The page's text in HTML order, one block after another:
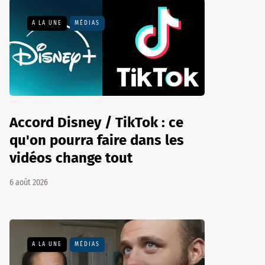
A LA UNE MÉDIAS
Accord Disney / TikTok : ce
qu'on pourra faire dans les
vidéos change tout
6 août 2026
A LA UNE MÉDIAS